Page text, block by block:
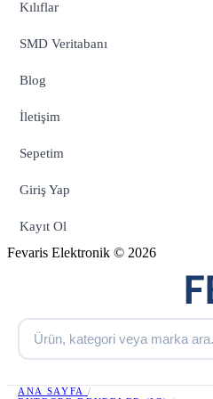
Kılıflar
SMD Veritabanı
Blog
İletişim
Sepetim
Giriş Yap
Kayıt Ol
Fevaris Elektronik © 2026
ANA SAYFA /